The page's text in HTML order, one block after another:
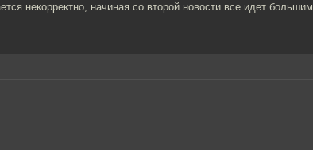
некорректно, начиная со второй новости все идет большим